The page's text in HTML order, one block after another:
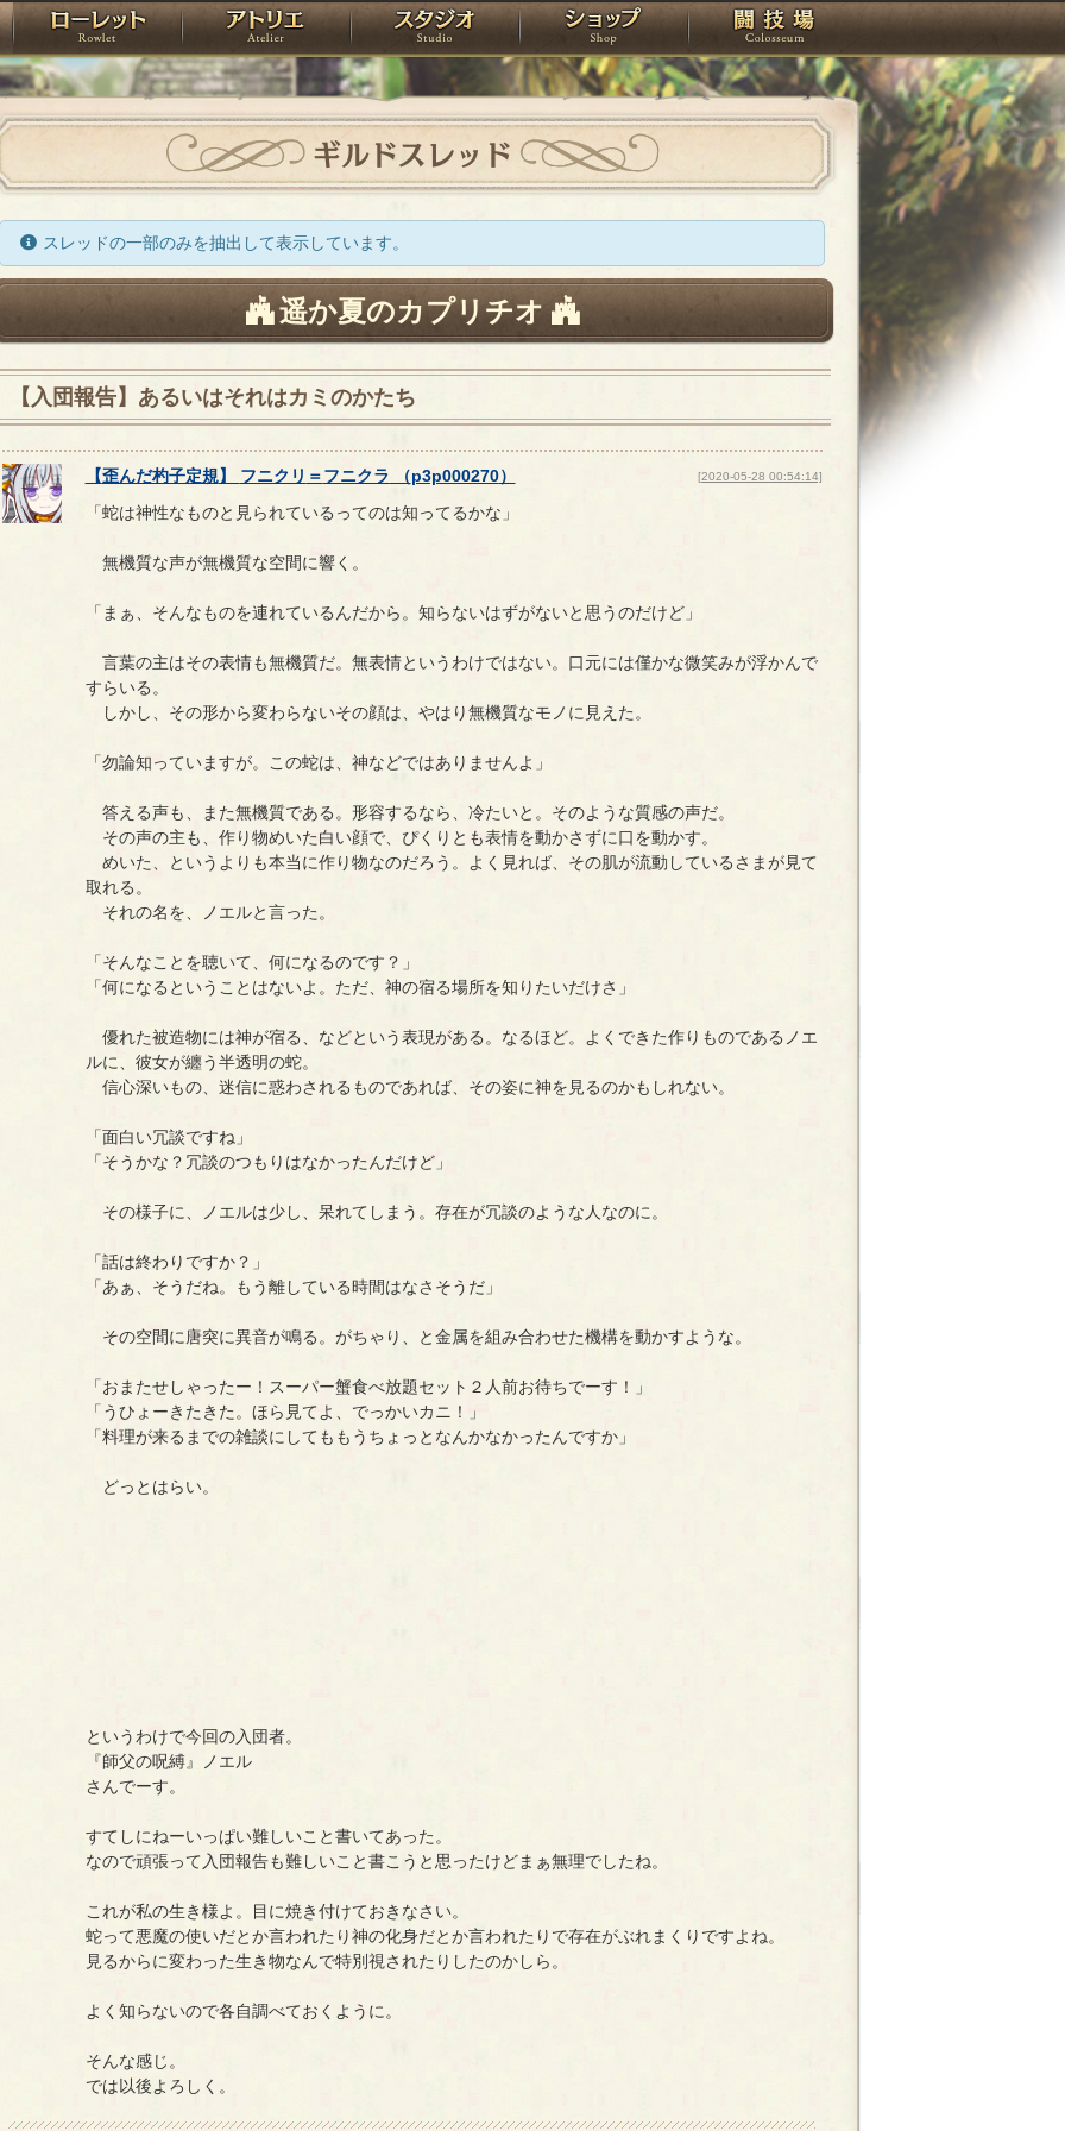
神殿 ローレット アトリエ スタジオ ショップ 闘技場
ギルドスレッド
スレッドの一部のみを抽出して表示しています。
遥か夏のカプリチオ
【入団報告】あるいはそれはカミのかたち
【歪んだ杓子定規】 フニクリ ＝フニクラ （p3p000270） [2020-05-28 00:54:14]
「蛇は神性なものと見られているってのは知ってるかな」
無機質な声が無機質な空間に響く。
「まぁ、そんなものを連れているんだから。知らないはずがないと思うのだけど」
言葉の主はその表情も無機質だ。無表情というわけではない。口元には僅かな微笑みが浮かんで
すらいる。
しかし、その形から変わらないその顔は、やはり無機質なモノに見えた。
「勿論知っていますが。この蛇は、神などではありませんよ」
答える声も、また無機質である。形容するなら、冷たいと。そのような質感の声だ。
その声の主も、作り物めいた白い顔で、ぴくりとも表情を動かさずに口を動かす。
めいた、というよりも本当に作り物なのだろう。よく見れば、その肌が流動しているさまが見て
取れる。
それの名を、ノエルと言った。
「そんなことを聴いて、何になるのです？」
「何になるということはないよ。ただ、神の宿る場所を知りたいだけさ」
優れた被造物には神が宿る、などという表現がある。なるほど。よくできた作りものであるノエ
ルに、彼女が纏う半透明の蛇。
信心深いもの、迷信に惑わされるものであれば、その姿に神を見るのかもしれない。
「面白い冗談ですね」
「そうかな？冗談のつもりはなかったんだけど」
その様子に、ノエルは少し、呆れてしまう。存在が冗談のような人なのに。
「話は終わりですか？」
「あぁ、そうだね。もう離している時間はなさそうだ」
その空間に唐突に異音が鳴る。がちゃり、と金属を組み合わせた機構を動かすような。
「おまたせしゃったー！スーパー蟹食べ放題セット２人前お待ちでーす！」
「うひょーきたきた。ほら見てよ、でっかいカニ！」
「料理が来るまでの雑談にしてももうちょっとなんかなかったんですか」
どっとはらい。
というわけで今回の入団者。
『師父の呪縛』ノエル
さんでーす。
すてしにねーいっぱい難しいこと書いてあった。
なので頑張って入団報告も難しいこと書こうと思ったけどまぁ無理でしたね。
これが私の生き様よ。目に焼き付けておきなさい。
蛇って悪魔の使いだとか言われたり神の化身だとか言われたりで存在がぶれまくりですよね。
見るからに変わった生き物なんで特別視されたりしたのかしら。
よく知らないので各自調べておくように。
そんな感じ。
では以後よろしく。